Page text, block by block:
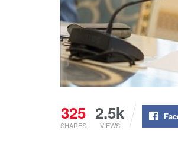
325
SHARES
2.5k
VIEWS